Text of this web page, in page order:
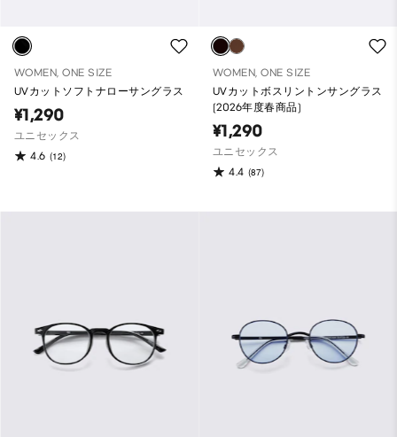
WOMEN, ONE SIZE
UVカットソフトナローサングラス
¥1,290
ユニセックス
4.6 (12)
WOMEN, ONE SIZE
UVカットボスリントンサングラス
(2026年度春商品)
¥1,290
ユニセックス
4.4 (87)